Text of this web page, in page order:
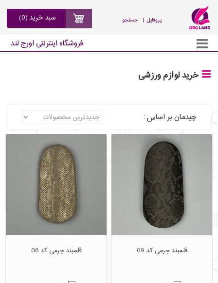
جستجو | پروفایل
فروشگاه اینترنتی اورج لند
سبد خرید (0)
خرید لوازم ورزشی
چیدمان بر اساس :
قلمبند چرمی کد 09 قلمبند چرمی کد 08